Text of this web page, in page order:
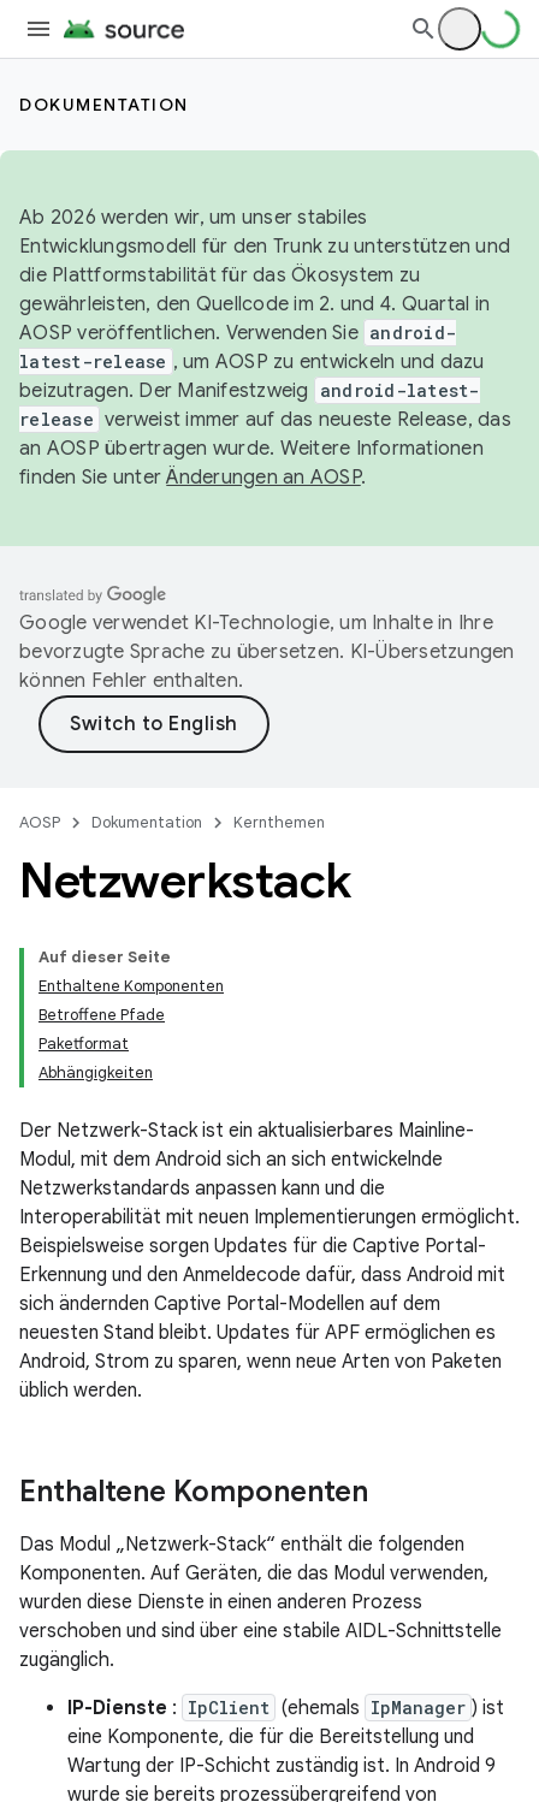
DOKUMENTATION
Ab 2026 werden wir, um unser stabiles
Entwicklungsmodell für den Trunk zu unterstützen und
die Plattformstabilität für das Ökosystem zu
gewährleisten, den Quellcode im 2. und 4. Quartal in
AOSP veröffentlichen. Verwenden Sie android-
latest-release , um AOSP zu entwickeln und dazu
beizutragen. Der Manifestzweig
android-latest-
release verweist immer auf das neueste Release, das
an AOSP übertragen wurde. Weitere Informationen
finden Sie unterÄnderungen an AOSP.
Google verwendet KI-Technologie, um Inhalte in Ihre
bevorzugte Sprache zu übersetzen. KI-Übersetzungen
können Fehler enthalten.
AOSP Dokumentation Kernthemen
Netzwerkstack
Auf dieser Seite
Enthaltene Komponenten
Betroffene Pfade
Paketformat
Abhängigkeiten
Der Netzwerk-Stack ist ein aktualisierbares Mainline-
Modul, mit dem Android sich an sich entwickelnde
Netzwerkstandards anpassen kann und die
Interoperabilität mit neuen Implementierungen ermöglicht.
Beispielsweise sorgen Updates für die Captive Portal-
Erkennung und den Anmeldecode dafür, dass Android mit
sich ändernden Captive Portal-Modellen auf dem
neuesten Stand bleibt. Updates für APF ermöglichen es
Android, Strom zu sparen, wenn neue Arten von Paketen
üblich werden.
Enthaltene Komponenten
Das Modul „Netzwerk-Stack“ enthält die folgenden
Komponenten. Auf Geräten, die das Modul verwenden,
wurden diese Dienste in einen anderen Prozess
verschoben und sind über eine stabile AIDL-Schnittstelle
zugänglich.
IP-Dienste : IpClient (ehemals IpManager ) ist
eine Komponente, die für die Bereitstellung und
Wartung der IP-Schicht zuständig ist. In Android 9
wurde sie bereits prozessübergreifend von